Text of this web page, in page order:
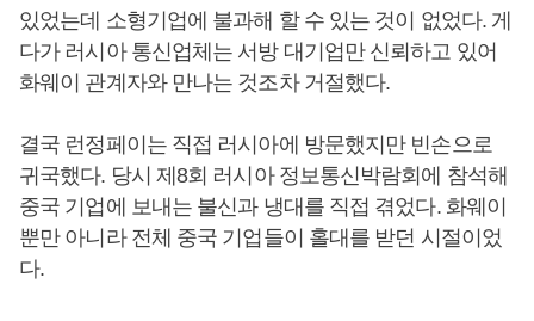
있었는데 소형기업에 불과해 할 수 있는 것이 없었다. 게
다가 러시아 통신업체는 서방 대기업만 신뢰하고 있어
화웨이 관계자와 만나는 것조차 거절했다.
결국 런정페이는 직접 러시아에 방문했지만 빈손으로
귀국했다. 당시 제8회 러시아 정보통신박람회에 참석해
중국 기업에 보내는 불신과 냉대를 직접 겪었다. 화웨이
뿐만 아니라 전체 중국 기업들이 홀대를 받던 시절이었
다.